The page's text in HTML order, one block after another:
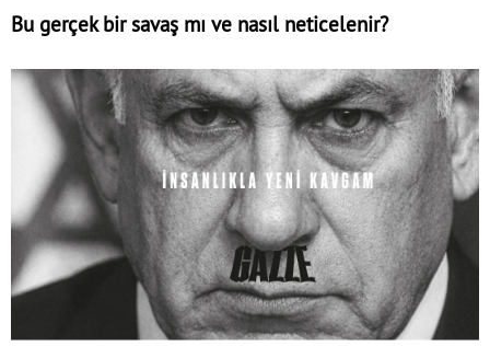
Bu gerçek bir savaş mı ve nasıl neticelenir?